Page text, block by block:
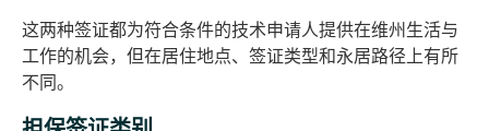
这两种签证都为符合条件的技术申请人提供在维州生活与
工作的机会，但在居住地点、签证类型和永居路径上有所
不同。